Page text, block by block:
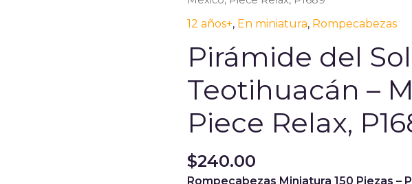
12 años+, En miniatura, Rompecabezas
Pirámide del
Teotihuacán –
Piece Relax,
$240.00
Rompecabezas Miniatura 150 Piezas –
Teotihuacán
México,
Piece
Relax,
P1689
cantidad